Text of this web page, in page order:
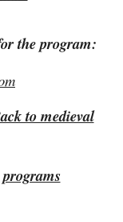
the program:
to medieval